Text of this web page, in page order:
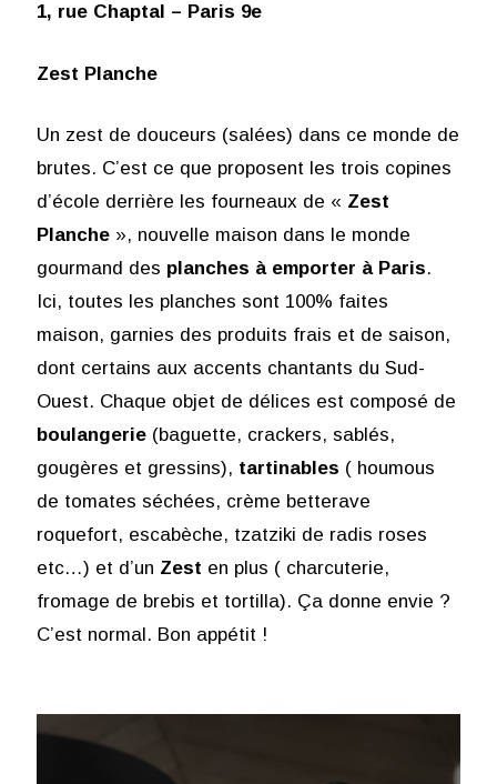
1, rue Chaptal – Paris 9e
Zest Planche
Un zest de douceurs (salées) dans ce monde de
brutes. C’est ce que proposent les trois copines
d’école derrière les fourneaux de « Zest
Planche», nouvelle maison dans le monde
gourmand des planches à emporter à Paris.
Ici, toutes les planches sont 100% faites
maison, garnies des produits frais et de saison,
dont certains aux accents chantants du Sud-
Ouest. Chaque objet de délices est composé de
boulangerie(baguette, crackers, sablés,
gougères et gressins), tartinables ( houmous
de tomates séchées, crème betterave
roquefort, escabèche, tzatziki de radis roses
etc…) et d’un Zest en plus ( charcuterie,
fromage de brebis et tortilla). Ça donne envie ?
C’est normal. Bon appétit !